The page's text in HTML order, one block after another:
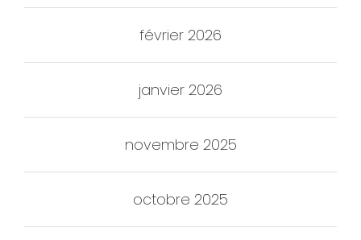
février 2026
janvier 2026
novembre 2025
octobre 2025